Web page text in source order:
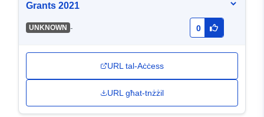
Grants 2021
UNKNOWN - 0
URL tal-Aċċess
URL għat-tnżżil